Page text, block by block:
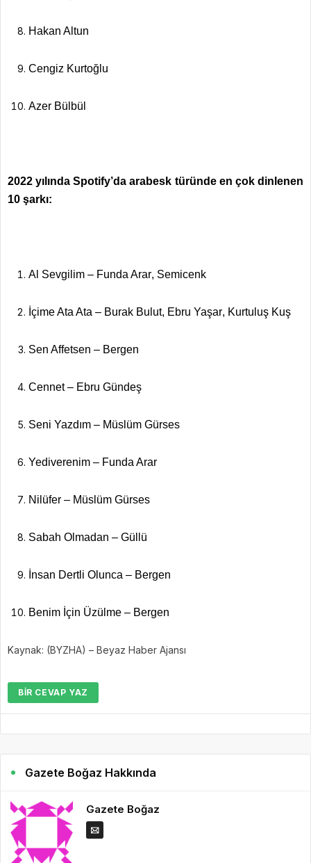
Hakan Altun
Cengiz Kurtoğlu
Azer Bülbül
2022 yılında Spotify’da arabesk türünde en çok dinlenen
10 şarkı:
Al Sevgilim – Funda Arar, Semicenk
İçime Ata Ata – Burak Bulut, Ebru Yaşar, Kurtuluş Kuş
Sen Affetsen – Bergen
Cennet– Ebru Gündeş
Seni Yazdım – Müslüm Gürses
Yediverenim – Funda Arar
Nilüfer – Müslüm Gürses
Sabah Olmadan – Güllü
İnsan Dertli Olunca – Bergen
Benim İçin Üzülme – Bergen
Kaynak: (BYZHA) – Beyaz Haber Ajansı
BIR CEVAP YAZ
Gazete Boğaz Hakkında
Gazete Boğaz